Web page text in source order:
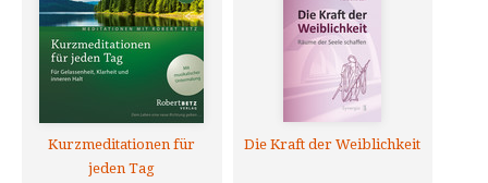
Kurzmeditationen für
jeden Tag
Die Kraft der Weiblichkeit